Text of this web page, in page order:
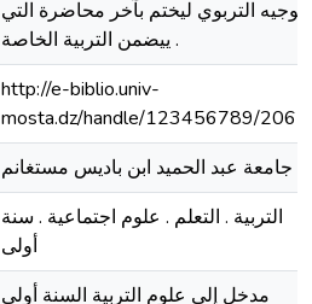
التربوي ليختم بآخر محاضرة التي
ييضمن التربية الخاصة .
http://e-biblio.univ-
mosta.dz/handle/123456789/
جامعة عبد الحميد ابن باديس مستغانم
التربية . التعلم . علوم اجتماعية . سنة
أولى
مدخل إلى علوم التربية السنة أولى